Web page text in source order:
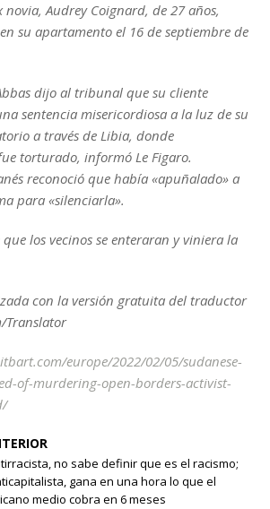
Audrey Coignard, de 27 años,
su apartamento el 16 de septiembre de
dijo al tribunal que su cliente
sentencia misericordiosa a la luz de su
a través de Libia, donde
torturado, informó Le Figaro.
reconoció que había «apuñalado» a
para «silenciarla».
los vecinos se enteraran y viniera la
con la versión gratuita del traductor
Translator
europe/2022/02/05/sudanese-
of-murdering-open-borders-activist-
no sabe definir que es el racismo;
gana en una hora lo que el
medio cobra en 6 meses